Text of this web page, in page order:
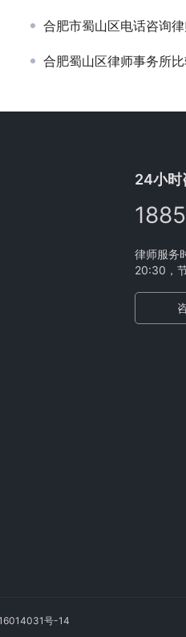
合肥市蜀山区电话咨询
合肥蜀山区律师事务所
24小时
律师服务
20:30，
号-14